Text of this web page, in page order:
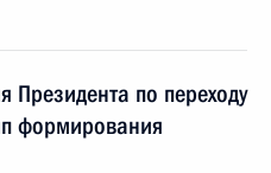
Президента по переходу
формирования